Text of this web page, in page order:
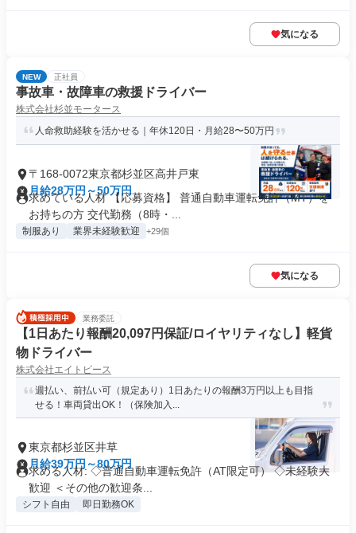
気になる
NEW 正社員
事故車・故障車の救援ドライバー
株式会社杉並モータース
人命救助経験を活かせる｜年休120日・月給28〜50万円
〒168-0072東京都杉並区高井戸東
月給28万円～50万円
求めている人材 【応募資格】 普通自動車運転免許（MT）を
お持ちの方 交代勤務（8時・...
制服あり 業界未経験歓迎 +29個
気になる
業務委託
【1日あたり報酬20,097円保証/ロイヤリティなし】軽貨
物ドライバー
株式会社エイトピース
週払い、前払い可（規定あり）1日あたりの報酬3万円以上も目指
せる！車両貸出OK！（保険加入...
東京都杉並区井草
月給39万円～80万円
求める人材: ◇普通自動車運転免許（AT限定可） ◇未経験大
歓迎 ＜その他の歓迎条...
シフト自由 即日勤務OK